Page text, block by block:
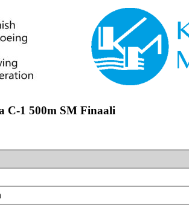
C-1 500m SM Finaali